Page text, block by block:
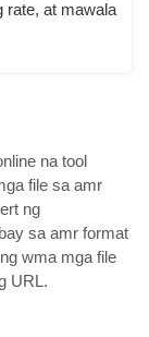
rate, at mawala
na tool
file sa amr
ng
sa amr format
wma mga file
URL.